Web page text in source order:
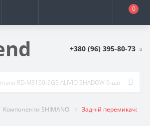
0
+380 (96) 395-80-73
Компоненти SHIMANO
Задній перемикач: